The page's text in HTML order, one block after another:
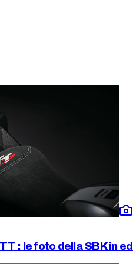
: le foto della SBK in